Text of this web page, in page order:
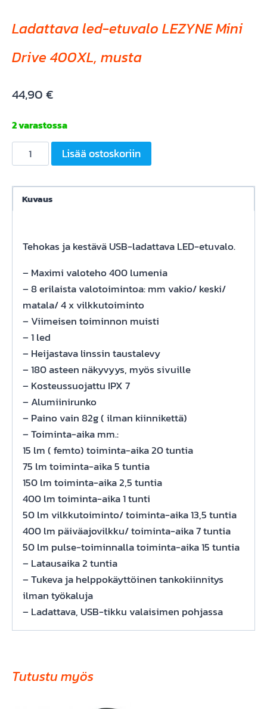
Ladattava led-etuvalo LEZYNE Mini
Drive 400XL, musta
44,90€
2 varastossa
Ladattava
led-
LEZYNE
Mini
400XL,
määrä
Lisää ostoskoriin
Kuvaus
Tehokas ja kestävä USB-ladattava LED-etuvalo.
– Maximi valoteho 400 lumenia
– 8 erilaista valotoimintoa: mm vakio/ keski/
matala/ 4 x vilkkutoiminto
– Viimeisen toiminnon muisti
– 1 led
– Heijastava linssin taustalevy
– 180 asteen näkyvyys, myös sivuille
– Kosteussuojattu IPX 7
– Alumiinirunko
– Paino vain 82g ( ilman kiinnikettä)
– Toiminta-aika mm.:
15 lm ( femto) toiminta-aika 20 tuntia
75 lm toiminta-aika 5 tuntia
150 lm toiminta-aika 2,5 tuntia
400 lm toiminta-aika 1 tunti
50 lm vilkkutoiminto/ toiminta-aika 13,5 tuntia
400 lm päiväajovilkku/ toiminta-aika 7 tuntia
50 lm pulse-toiminnalla toiminta-aika 15 tuntia
– Latausaika 2 tuntia
– Tukeva ja helppokäyttöinen tankokiinnitys
ilman työkaluja
– Ladattava, USB-tikku valaisimen pohjassa
Tutustu myös